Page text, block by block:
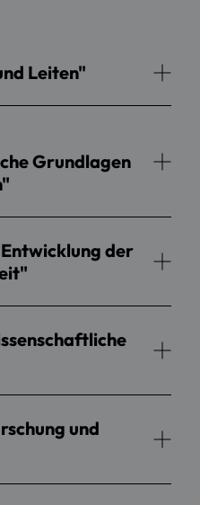
Leiten"
Grundlagen
der
und